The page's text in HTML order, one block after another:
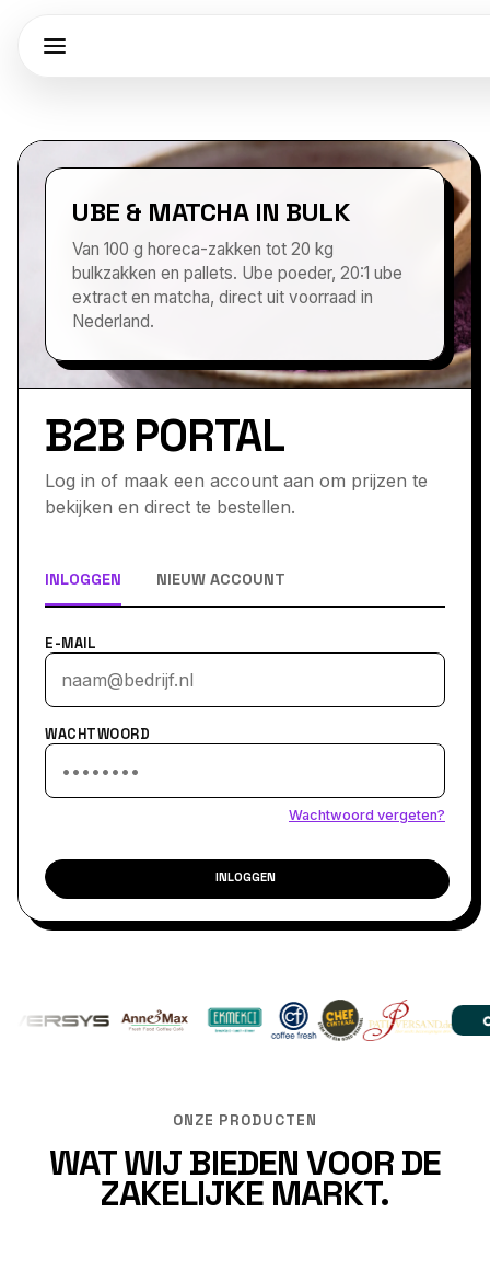
UBE & MATCHA IN BULK
Van 100 g horeca-zakken tot 20 kg
bulkzakken en pallets. Ube poeder, 20:1 ube
extract en matcha, direct uit voorraad in
Nederland.
B2B PORTAL
Log in of maak een account aan om prijzen te
bekijken en direct te bestellen.
INLOGGEN NIEUW ACCOUNT
E-MAIL
WACHTWOORD
Wachtwoord vergeten?
INLOGGEN
ONZE PRODUCTEN
WAT WIJ BIEDEN VOOR DE
ZAKELIJKE MARKT.